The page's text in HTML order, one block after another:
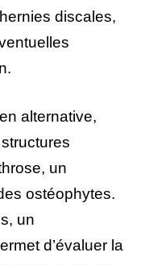
discales,
alternative,
un
ostéophytes.
un
d’évaluer la